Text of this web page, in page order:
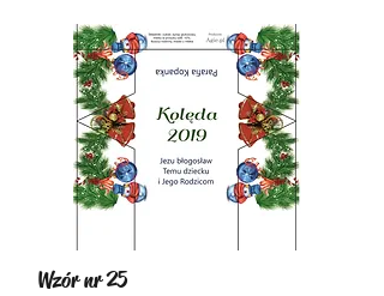
Wzór nr 25